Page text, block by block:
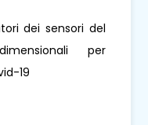
dei sensori del
per
19